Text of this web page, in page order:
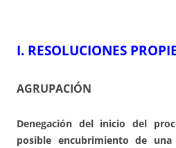
I. RESOLUCIONES
AGRUPACIÓN
Denegación del inicio del
posible encubrimiento de una